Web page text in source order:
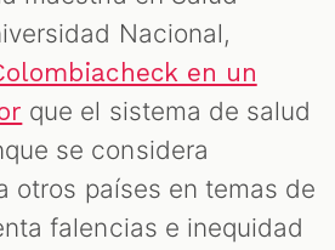
Nacional,
en un
que el sistema de salud
se considera
otros países en temas de
falencias e inequidad